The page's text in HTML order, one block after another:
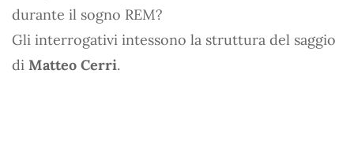
durante il sogno REM?
Gli interrogativi intessono la struttura del saggio
di Matteo Cerri.